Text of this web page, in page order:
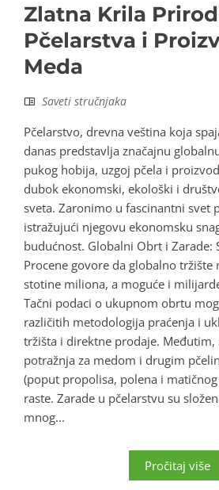
Zlatna Krila
Pčelarstva i
Meda
Saveti stručnjaka
Pčelarstvo, drevna veština koja
danas predstavlja značajnu
pukog hobija, uzgoj pčela i
dubok ekonomski, ekološki i
sveta. Zaronimo u fascinantni svet
istražujući njegovu ekonomsku
budućnost. Globalni Obrt i Zarade:
Procene govore da globalno tržište
stotine miliona, a moguće i
Tačni podaci o ukupnom obrtu
različitih metodologija praćenja i
tržišta i direktne prodaje. Međutim,
potražnja za medom i drugim
(poput propolisa, polena i
raste. Zarade u pčelarstvu su
mnog...
Pročitaj više